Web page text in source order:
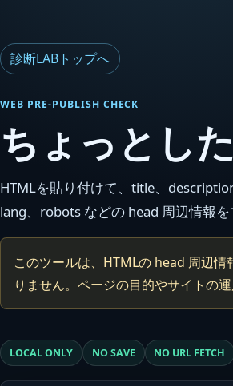
診断LABトップへ
WEB PRE-PUBLISH CHECK
ちょっとし
HTMLを貼り付けて、title、
lang、robots などの head 周辺情報を
このツールは、HTMLの head 周辺情
りません。ページの目的やサイトの
LOCAL ONLY NO SAVE NO URL FETCH